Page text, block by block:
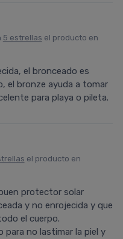
5 estrellas el producto en
el bronceado es
el bronze ayuda a tomar
para playa o pileta.
el producto en
protector solar
y no enrojecida y que
el cuerpo.
para no lastimar la piel y